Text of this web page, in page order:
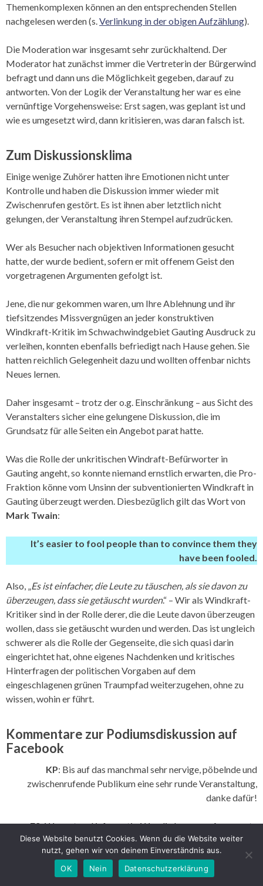
Themenkomplexen können an den entsprechenden Stellen
nachgelesen werden (s. Verlinkung in der obigen Aufzählung).
Die Moderation war insgesamt sehr zurückhaltend. Der
Moderator hat zunächst immer die Vertreterin der Bürgerwind
befragt und dann uns die Möglichkeit gegeben, darauf zu
antworten. Von der Logik der Veranstaltung her war es eine
vernünftige Vorgehensweise: Erst sagen, was geplant ist und
wie es umgesetzt wird, dann kritisieren, was daran falsch ist.
Zum Diskussionsklima
Einige wenige Zuhörer hatten ihre Emotionen nicht unter
Kontrolle und haben die Diskussion immer wieder mit
Zwischenrufen gestört. Es ist ihnen aber letztlich nicht
gelungen, der Veranstaltung ihren Stempel aufzudrücken.
Wer als Besucher nach objektiven Informationen gesucht
hatte, der wurde bedient, sofern er mit offenem Geist den
vorgetragenen Argumenten gefolgt ist.
Jene, die nur gekommen waren, um Ihre Ablehnung und ihr
tiefsitzendes Missvergnügen an jeder konstruktiven
Windkraft-Kritik im Schwachwindgebiet Gauting Ausdruck zu
verleihen, konnten ebenfalls befriedigt nach Hause gehen. Sie
hatten reichlich Gelegenheit dazu und wollten offenbar nichts
Neues lernen.
Daher insgesamt – trotz der o.g. Einschränkung – aus Sicht des
Veranstalters sicher eine gelungene Diskussion, die im
Grundsatz für alle Seiten ein Angebot parat hatte.
Was die Rolle der unkritischen Windraft-Befürworter in
Gauting angeht, so konnte niemand ernstlich erwarten, die Pro-
Fraktion könne vom Unsinn der subventionierten Windkraft in
Gauting überzeugt werden. Diesbezüglich gilt das Wort von
Mark Twain:
It’s easier to fool people than to convince them they
have been fooled.
Also, „
Es ist einfacher, die Leute zu täuschen, als sie davon zu
überzeugen, dass sie getäuscht wurden.“ – Wir als Windkraft-
Kritiker sind in der Rolle derer, die die Leute davon überzeugen
wollen, dass sie getäuscht wurden und werden. Das ist ungleich
schwerer als die Rolle der Gegenseite, die sich quasi darin
eingerichtet hat, ohne eigenes Nachdenken und kritisches
Hinterfragen der politischen Vorgaben auf dem
eingeschlagenen grünen Traumpfad weiterzugehen, ohne zu
wissen, wohin er führt.
Kommentare zur Podiumsdiskussion auf
Facebook
KP: Bis auf das manchmal sehr nervige, pöbelnde und
zwischenrufende Publikum eine sehr runde Veranstaltung,
danke dafür!
FS: War gut und informativ. Wer die besseren Argumente
hatte, mag jede:r für sich selbst entscheiden.
FS ist ein eingeschworener Windkraftbefürworter.
Diese Website benutzt Cookies. Wenn du die Website weiter
nutzt, gehen wir von deinem Einverständnis aus.
OK
Nein Datenschutzerklärung